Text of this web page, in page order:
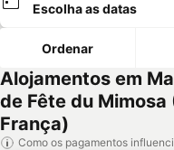
Escolha as datas
Ordenar
Alojamentos em
de Fête du
França)
Como os pagamentos